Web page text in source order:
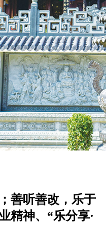
善听善改，乐于
精神、“乐分享·